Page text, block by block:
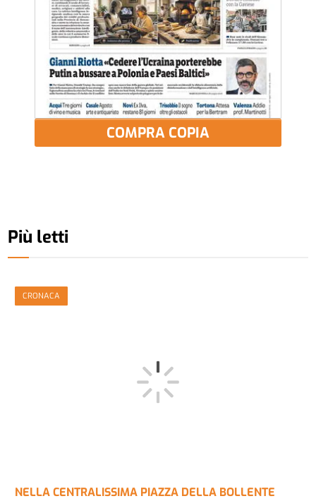
COMPRA COPIA
Più letti
CRONACA
NELLA CENTRALISSIMA PIAZZA DELLA BOLLENTE